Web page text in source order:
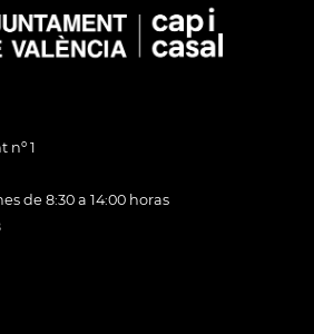
nº 1
de 8:30 a 14:00 horas